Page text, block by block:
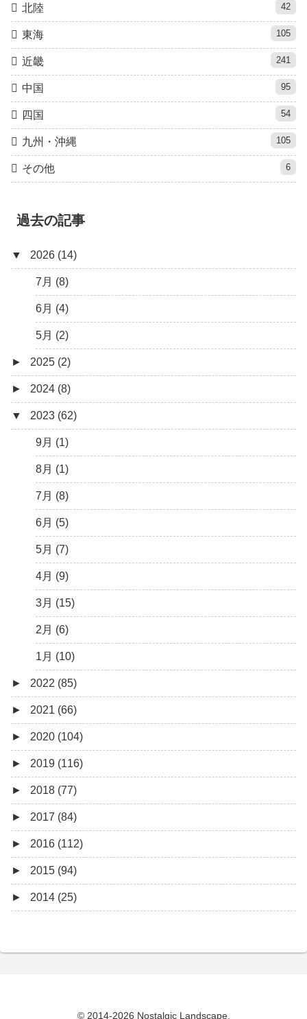
北陸 42
東海 105
近畿 241
中国 95
四国 54
九州・沖縄 105
その他 6
過去の記事
▼ 2026 (14)
7月 (8)
6月 (4)
5月 (2)
► 2025 (2)
12月 (1)
6月 (1)
► 2024 (8)
8月 (1)
7月 (1)
5月 (2)
4月 (3)
3月 (1)
▼ 2023 (62)
9月 (1)
8月 (1)
7月 (8)
6月 (5)
5月 (7)
4月 (9)
3月 (15)
2月 (6)
1月 (10)
► 2022 (85)
12月 (3)
10月 (1)
9月 (4)
8月 (5)
7月 (5)
6月 (8)
5月 (13)
4月 (12)
2月 (14)
► 2021 (66)
12月 (4)
11月 (8)
10月 (1)
8月 (2)
7月 (4)
6月 (6)
5月 (5)
3月 (5)
► 2020 (104)
12月 (7)
11月 (10)
10月 (8)
9月 (5)
8月 (9)
7月 (8)
5月 (10)
► 2019 (116)
12月 (9)
11月 (11)
10月 (9)
9月 (16)
8月 (9)
6月 (5)
► 2018 (77)
12月 (6)
11月 (4)
10月 (8)
9月 (12)
7月 (7)
► 2017 (84)
12月 (5)
11月 (3)
10月 (5)
8月 (4)
► 2016 (112)
12月 (5)
11月 (11)
9月 (9)
► 2015 (94)
12月 (4)
10月 (5)
► 2014 (25)
10月 (6)
© 2014-2026 Nostalgic Landscape.